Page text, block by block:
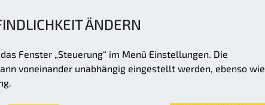
ÄNDERN
Fenster „Steuerung“ im Menü Einstellungen. Die
voneinander unabhängig eingestellt werden, ebenso wie